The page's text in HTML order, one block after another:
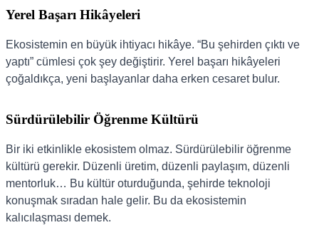
Yerel Başarı Hikâyeleri
Ekosistemin en büyük ihtiyacı hikâye. “Bu şehirden çıktı ve
yaptı” cümlesi çok şey değiştirir. Yerel başarı hikâyeleri
çoğaldıkça, yeni başlayanlar daha erken cesaret bulur.
Sürdürülebilir Öğrenme Kültürü
Bir iki etkinlikle ekosistem olmaz. Sürdürülebilir öğrenme
kültürü gerekir. Düzenli üretim, düzenli paylaşım, düzenli
mentorluk… Bu kültür oturduğunda, şehirde teknoloji
konuşmak sıradan hale gelir. Bu da ekosistemin
kalıcılaşması demek.